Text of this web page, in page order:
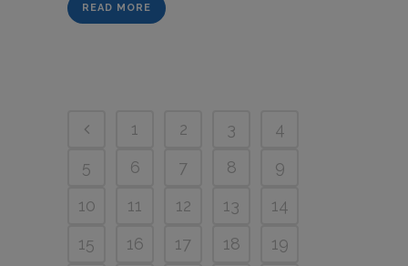
READ MORE
1 2 3
4
5
6 7 8
9
10
11 12 13
14
15
16 17 18
19